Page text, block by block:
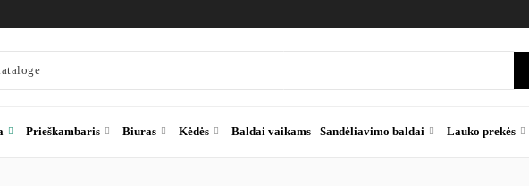
Prieškambaris Biuras Kėdės Baldai vaikams Sandėliavimo baldai Lauko prekės